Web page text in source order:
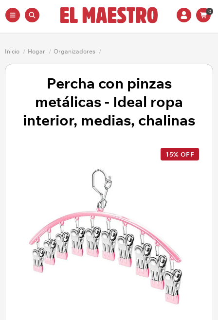
0
Inicio / Hogar / Organizadores /
Percha con pinzas
metálicas - Ideal ropa
interior, medias, chalinas
15% OFF